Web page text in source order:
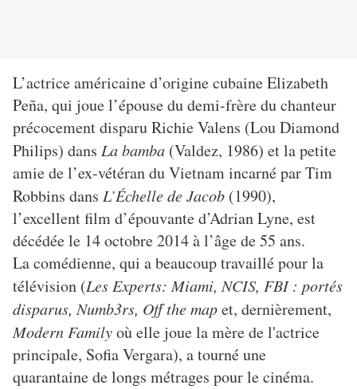
L’actrice américaine d’origine cubaine Elizabeth
Peña, qui joue l’épouse du demi-frère du chanteur
précocement disparu Richie Valens (Lou Diamond
Philips) dans La bamba (Valdez, 1986) et la petite
amie de l’ex-vétéran du Vietnam incarné par Tim
Robbins dans L’Échelle de Jacob (1990),
l’excellent film d’épouvante d’Adrian Lyne, est
décédée le 14 octobre 2014 à l’âge de 55 ans.
La comédienne, qui a beaucoup travaillé pour la
télévision (Les Experts: Miami, NCIS, FBI : portés
disparus, Numb3rs, Off the mapet, dernièrement,
Modern Familyoù elle joue la mère de l'actrice
principale, Sofia Vergara), a tourné une
quarantaine de longs métrages pour le cinéma.